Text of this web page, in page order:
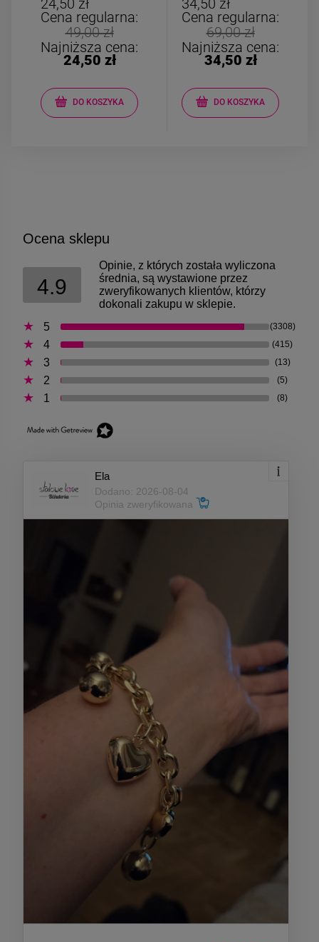
Cena regularna:
49,00 zł
Najniższa cena:
24,50 zł
DO KOSZYKA
Cena regularna:
69,00 zł
Najniższa cena:
34,50 zł
DO KOSZYKA
Ocena sklepu
4.9
Opinie, z których została wyliczona
średnia, są wystawione przez
zweryfikowanych klientów, którzy
dokonali zakupu w sklepie.
5
(3308)
4 (415)
3 (13)
2 (5)
1 (8)
Ela
Dodano: 2026-08-04
Opinia zweryfikowana